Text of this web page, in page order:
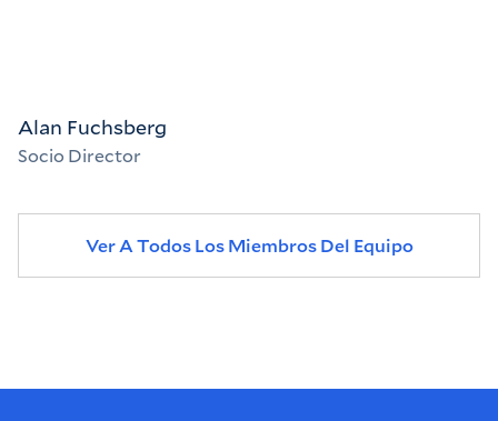
Alan Fuchsberg
Socio Director
Ver A Todos Los Miembros Del Equipo